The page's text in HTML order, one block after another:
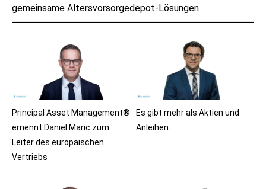
Principal Asset Management®
ernennt Daniel Maric zum
Leiter des europäischen
Vertriebs
Es gibt mehr als Aktien und
Anleihen…
gemeinsame Altersvorsorgedepot-Lösungen